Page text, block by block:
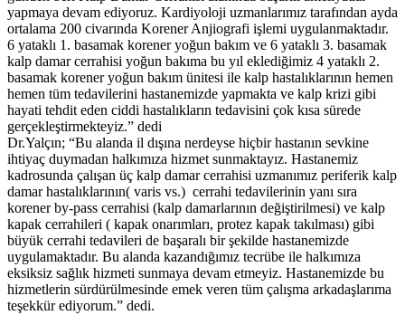
yapmaya devam ediyoruz. Kardiyoloji uzmanlarımız tarafından ayda
ortalama 200 civarında Korener Anjiografi işlemi uygulanmaktadır.
6 yataklı 1. basamak korener yoğun bakım ve 6 yataklı 3. basamak
kalp damar cerrahisi yoğun bakıma bu yıl eklediğimiz 4 yataklı 2.
basamak korener yoğun bakım ünitesi ile kalp hastalıklarının hemen
hemen tüm tedavilerini hastanemizde yapmakta ve kalp krizi gibi
hayati tehdit eden ciddi hastalıkların tedavisini çok kısa sürede
gerçekleştirmekteyiz.” dedi
Dr.Yalçın; “Bu alanda il dışına nerdeyse hiçbir hastanın sevkine
ihtiyaç duymadan halkımıza hizmet sunmaktayız. Hastanemiz
kadrosunda çalışan üç kalp damar cerrahisi uzmanımız periferik kalp
damar hastalıklarının( varis vs.) cerrahi tedavilerinin yanı sıra
korener by-pass cerrahisi (kalp damarlarının değiştirilmesi) ve kalp
kapak cerrahileri ( kapak onarımları, protez kapak takılması) gibi
büyük cerrahi tedavileri de başaralı bir şekilde hastanemizde
uygulamaktadır. Bu alanda kazandığımız tecrübe ile halkımıza
eksiksiz sağlık hizmeti sunmaya devam etmeyiz. Hastanemizde bu
hizmetlerin sürdürülmesinde emek veren tüm çalışma arkadaşlarıma
teşekkür ediyorum.” dedi.